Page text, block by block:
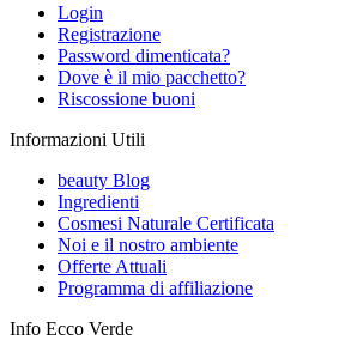
Login
Registrazione
Password dimenticata?
Dove è il mio pacchetto?
Riscossione buoni
Informazioni Utili
beauty Blog
Ingredienti
Cosmesi Naturale Certificata
Noi e il nostro ambiente
Offerte Attuali
Programma di affiliazione
Info Ecco Verde